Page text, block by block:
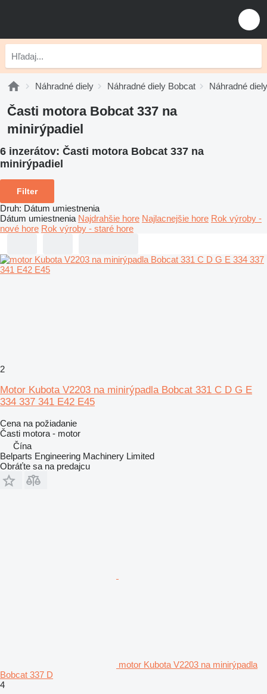
Náhradné diely Náhradné diely Bobcat Náhradné
Časti motora Bobcat 337 na
minirýpadiel
6 inzerátov: Časti motora Bobcat 337 na
minirýpadiel
Filter
Druh: Dátum umiestnenia
Dátum umiestnenia Najdrahšie hore Najlacnejšie hore Rok výroby -
nové hore Rok výroby - staré hore
2
Motor Kubota V2203 na minirýpadla Bobcat 331 C D G E
334 337 341 E42 E45
Cena na požiadanie
Časti motora - motor
Čína
Belparts Engineering Machinery Limited
Obráťte sa na predajcu
motor Kubota V2203 na minirýpadla
Bobcat 337 D
4